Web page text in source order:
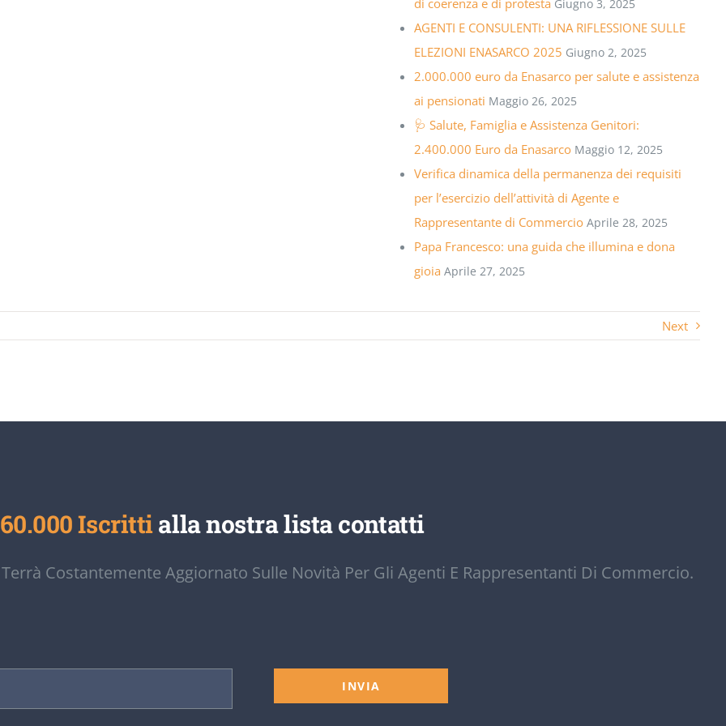
Giugno 3, 2025
AGENTI E CONSULENTI: UNA RIFLESSIONE SULLE
ELEZIONI ENASARCO 2025 Giugno 2, 2025
2.000.000 euro da Enasarco per salute e assistenza
ai pensionati Maggio 26, 2025
🩺 Salute, Famiglia e Assistenza Genitori:
2.400.000 Euro da Enasarco Maggio 12, 2025
Verifica dinamica della permanenza dei requisiti
per l’esercizio dell’attività di Agente e
Rappresentante di Commercio Aprile 28, 2025
Papa Francesco: una guida che illumina e dona
gioia Aprile 27, 2025
Next
60.000 Iscrittialla nostra lista contatti
Costantemente Aggiornato Sulle Novità Per Gli Agenti E Rappresentanti Di Commercio.
INVIA